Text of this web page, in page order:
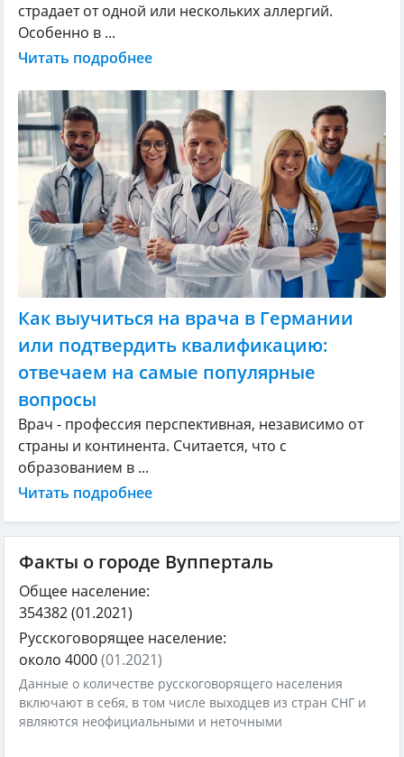
страдает от одной или нескольких аллергий.
Особенно в ...
Читать подробнее
Как выучиться на врача в Германии
или подтвердить квалификацию:
отвечаем на самые популярные
вопросы
Врач - профессия перспективная, независимо от
страны и континента. Считается, что с
образованием в ...
Читать подробнее
Факты о городе Вупперталь
Общее население:
354382(01.2021)
Русскоговорящее население:
около 4000(01.2021)
Данные о количестве русскоговорящего населения
включают в себя, в том числе выходцев из стран СНГ и
являются неофициальными и неточными